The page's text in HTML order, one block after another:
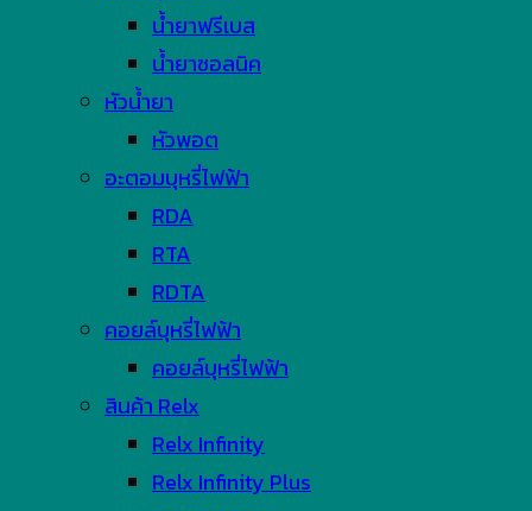
น้ำยาฟรีเบส
น้ำยาซอลนิค
หัวน้ำยา
หัวพอต
อะตอมบุหรี่ไฟฟ้า
RDA
RTA
RDTA
คอยล์บุหรี่ไฟฟ้า
คอยล์บุหรี่ไฟฟ้า
สินค้า Relx
Relx Infinity
Relx Infinity Plus